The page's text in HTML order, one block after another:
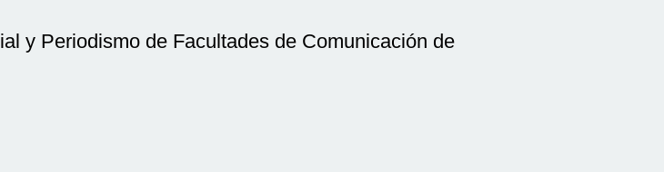
y Periodismo de Facultades de Comunicación de